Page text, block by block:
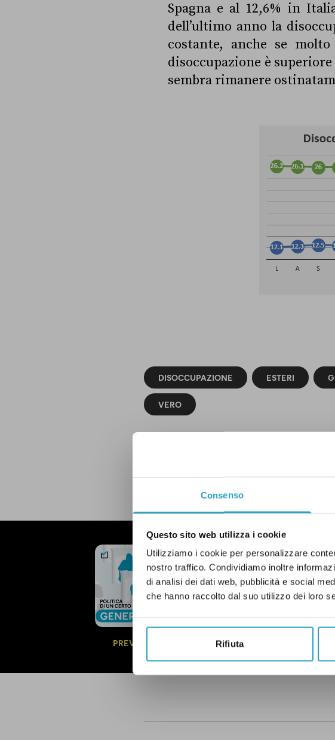
Consenso
Questo sito web utilizza i cookie
Utilizziamo i cookie per personalizzare
nostro traffico. Condividiamo inoltre
di analisi dei dati web, pubblicità e social
che hanno raccolto dal suo utilizzo dei loro
Rifiuta
Spagna e al 12,6% in
dell’ultimo anno la
costante, anche se
disoccupazione è
sembra rimanere
DISOCCUPAZIONE ESTERI
VERO
PREVIEW
NEWSLETTER
POLITICA DI UN CERTO
OGNI MARTEDÌ